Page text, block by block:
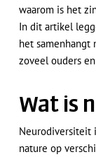
waarom is het
In dit artikel
het samenhangt
zoveel ouders
Wat is
Neurodiversiteit
nature op